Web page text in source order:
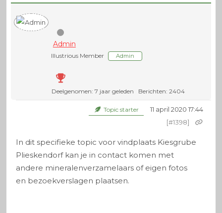
Admin
Illustrious Member Admin
Deelgenomen: 7 jaar geleden Berichten: 2404
Topic starter
11 april 2020 17:44
[#1398]
In dit specifieke topic voor vindplaats Kiesgrube
Plieskendorf kan je in contact komen met
andere mineralenverzamelaars of eigen fotos
en bezoekverslagen plaatsen.